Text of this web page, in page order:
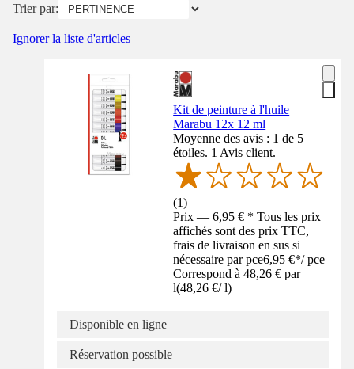
Trier par:
Ignorer la liste d'articles
Kit de peinture à l'huile
Marabu 12x 12 ml
Moyenne des avis : 1 de 5
étoiles. 1 Avis client.
(1)
Prix — 6,95 € * Tous les prix
affichés sont des prix TTC,
frais de livraison en sus si
nécessaire par pce6,95 €*/ pce
Correspond à 48,26 € par
l(48,26 €/ l)
Disponible en ligne
Réservation possible